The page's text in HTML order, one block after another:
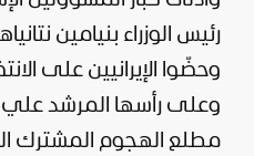
رئيس الوزراء بنيامين
وحضّوا الإيرانيين على
وعلى رأسها المرشد
مطلع الهجوم المشترك